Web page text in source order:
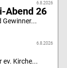
6.8.2026
Abend 26
Gewinner...
6.8.2026
ev. Kirche...